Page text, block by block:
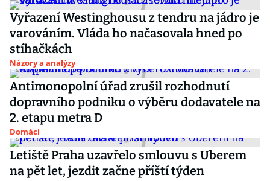
Vyřazení Westinghousu z tendru na jádro je
varováním. Vláda ho načasovala hned po
stíhačkách
Názory a analýzy
Antimonopolní úřad zrušil rozhodnutí
dopravního podniku o výběru dodavatele na
2. etapu metra D
Domácí
Letiště Praha uzavřelo smlouvu s Uberem
na pět let, jezdit začne příští týden